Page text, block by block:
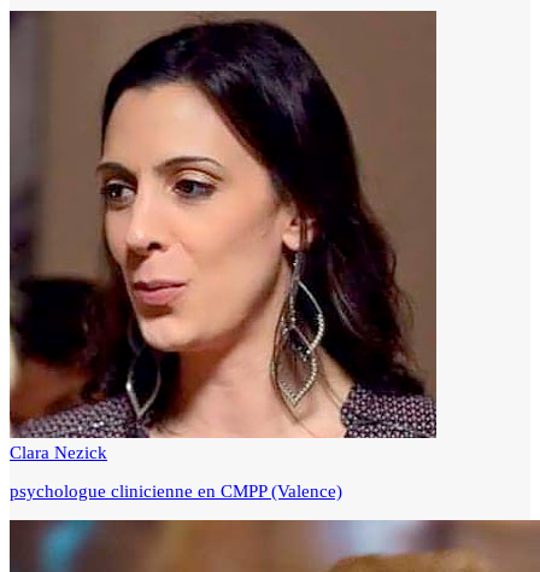
Clara Nezick
psychologue clinicienne en CMPP (Valence)